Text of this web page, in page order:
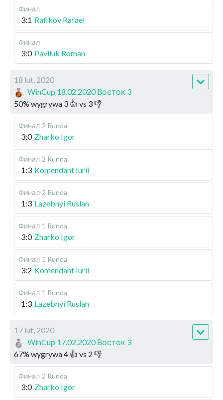
Финал
3:1 Rafikov Rafael
Финал
3:0 Pavliuk Roman
18 lut, 2020
WinCup 18.02.2020 Восток 3
50% wygrywa 3 👍 vs 3👎
Финал 2 Runda
3:0 Zharko Igor
Финал 2 Runda
1:3 Komendant Iurii
Финал 2 Runda
1:3 Lazebnyi Ruslan
Финал 1 Runda
3:0 Zharko Igor
Финал 1 Runda
3:2 Komendant Iurii
Финал 1 Runda
1:3 Lazebnyi Ruslan
17 lut, 2020
WinCup 17.02.2020 Восток 3
67% wygrywa4 👍 vs 2 👎
Финал 2 Runda
3:0 Zharko Igor